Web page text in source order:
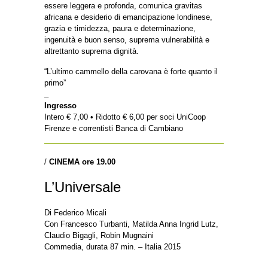
essere leggera e profonda, comunica gravitas
africana e desiderio di emancipazione londinese,
grazia e timidezza, paura e determinazione,
ingenuità e buon senso, suprema vulnerabilità e
altrettanto suprema dignità.
“L’ultimo cammello della carovana è forte quanto il
primo”
Ingresso
Intero € 7,00 • Ridotto € 6,00 per soci UniCoop
Firenze e correntisti Banca di Cambiano
/ CINEMA ore 19.00
L’Universale
Di Federico Micali
Con Francesco Turbanti, Matilda Anna Ingrid Lutz,
Claudio Bigagli, Robin Mugnaini
Commedia, durata 87 min. – Italia 2015